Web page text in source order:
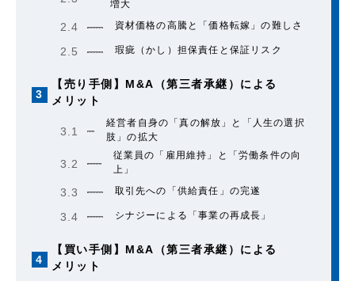
増大
2.4 資材価格の高騰と「価格転嫁」の難しさ
2.5 瑕疵（かし）担保責任と保証リスク
3
【売り手側】M&A（第三者承継）による
メリット
3.1
経営者自身の「真の解放」と「人生の選択
肢」の拡大
3.2
従業員の「雇用維持」と「労働条件の向
上」
3.3 取引先への「供給責任」の完遂
3.4 シナジーによる「事業の再成長」
4
【買い手側】M&A（第三者承継）による
メリット